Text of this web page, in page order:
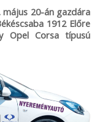
május 20-án gazdára
1912 Előre
Opel Corsa típusú